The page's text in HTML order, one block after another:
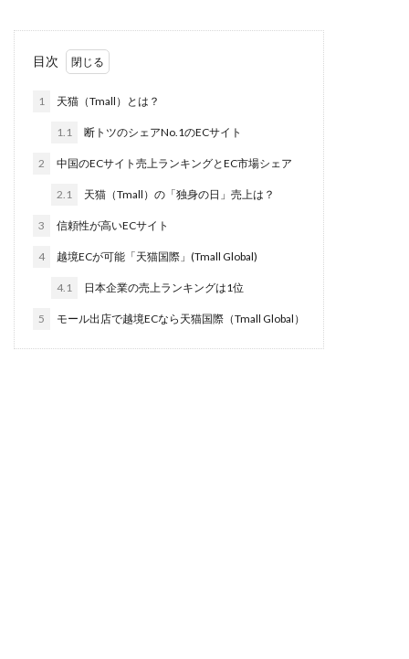
目次
1 天猫（Tmall）とは？
1.1 断トツのシェアNo.1のECサイト
2 中国のECサイト売上ランキングとEC市場シェア
2.1 天猫（Tmall）の「独身の日」売上は？
3 信頼性が高いECサイト
4 越境ECが可能「天猫国際」(Tmall Global)
4.1 日本企業の売上ランキングは1位
5 モール出店で越境ECなら天猫国際（Tmall Global）